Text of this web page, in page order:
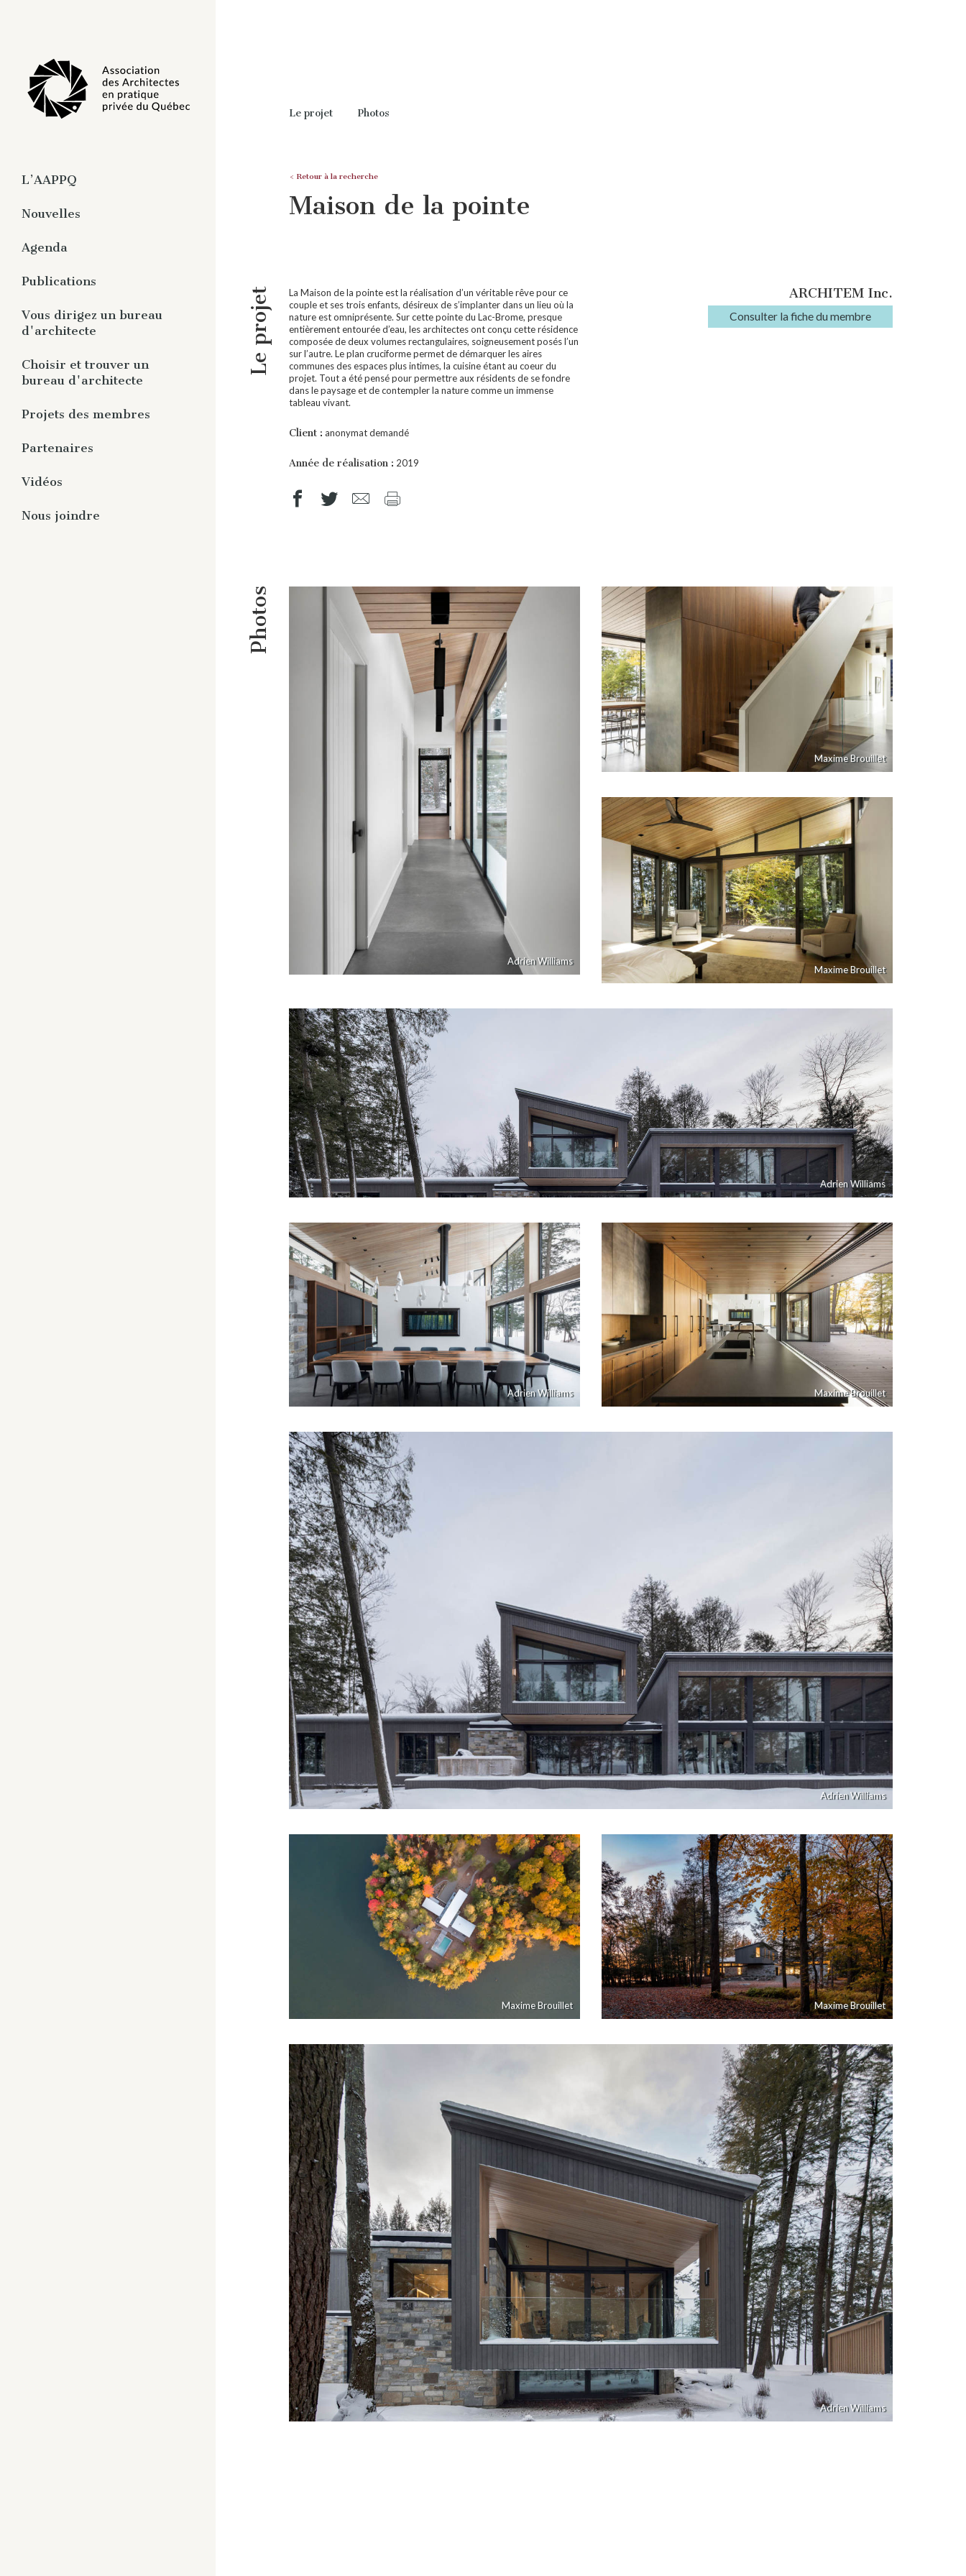
L’AAPPQ
À propos
Travaux
l’architecture
Nouvelles
Agenda
Publications
Magazine numérique -
Panorama
Études et guides
Rapports et communiqués
Rediffusion de webinaires
Vous dirigez un bureau
d'architecte
Vous êtes membre
Vous n’êtes pas membre
Choisir et trouver un
bureau d'architecte
Pourquoi un architecte ?
Projets des membres
Partenaires
Répertoire des partenaires
Vidéos
Architectes en série
Nous joindre
Le projet Photos
< Retour à la recherche
Maison de la pointe
Le projet
La Maison de la pointe est la réalisation d’un véritable rêve pour ce
couple et ses trois enfants, désireux de s’implanter dans un lieu où la
nature est omniprésente. Sur cette pointe du Lac-Brome, presque
entièrement entourée d’eau, les architectes ont conçu cette résidence
composée de deux volumes rectangulaires, soigneusement posés l’un
sur l’autre. Le plan cruciforme permet de démarquer les aires
communes des espaces plus intimes, la cuisine étant au coeur du
projet. Tout a été pensé pour permettre aux résidents de se fondre
dans le paysage et de contempler la nature comme un immense
tableau vivant.
Client : anonymat demandé
Année de réalisation : 2019
ARCHITEM Inc.
Consulter la fiche du membre
Photos
Adrien Williams
Maxime Brouillet
Maxime Brouillet
Adrien Williams
Adrien Williams Maxime Brouillet
Adrien Williams
Maxime Brouillet Maxime Brouillet
Adrien Williams